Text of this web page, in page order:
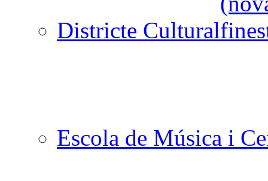
Districte Cultural
Escola de Música i